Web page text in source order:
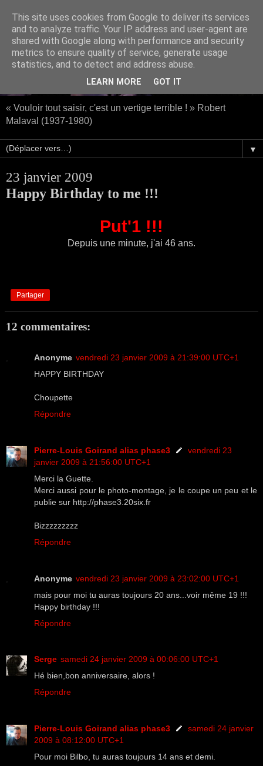
« Vouloir tout saisir, c'est un vertige terrible ! » Robert
Malaval (1937-1980)
▼
23 janvier 2009
Happy Birthday to me !!!
Put'1 !!!
Depuis une minute, j'ai 46 ans.
Partager
12 commentaires:
Anonyme vendredi 23 janvier 2009 à 21:39:00 UTC+1
HAPPY BIRTHDAY
Choupette
Répondre
Pierre-Louis Goirand alias phase3
vendredi 23
janvier 2009 à 21:56:00 UTC+1
Merci la Guette.
Merci aussi pour le photo-montage, je le coupe un peu et le
publie sur http://phase3.20six.fr
Bizzzzzzzzz
Répondre
Anonyme vendredi 23 janvier 2009 à 23:02:00 UTC+1
mais pour moi tu auras toujours 20 ans...voir même 19 !!!
Happy birthday !!!
Répondre
Serge samedi 24 janvier 2009 à 00:06:00 UTC+1
Hé bien,bon anniversaire, alors !
Répondre
Pierre-Louis Goirand alias phase3
samedi 24 janvier
2009 à 08:12:00 UTC+1
Pour moi Bilbo, tu auras toujours 14 ans et demi.
This site uses cookies from Google to deliver its services
and to analyze traffic. Your IP address and user-agent are
shared with Google along with performance and security
metrics to ensure quality of service, generate usage
statistics, and to detect and address abuse.
LEARN MORE GOT IT